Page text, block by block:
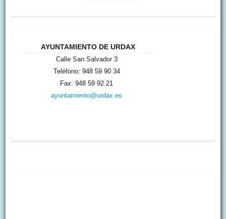
AYUNTAMIENTO DE URDAX
Calle San Salvador 3
Teléfono: 948 59 90 34
Fax: 948 59 92 21
ayuntamiento@urdax.es